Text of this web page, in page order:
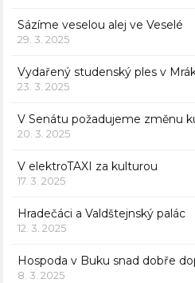
Sázíme veselou alej ve Veselé
29. 3. 2025
Vydařený studenský ples v
23. 3. 2025
V Senátu požadujeme změnu
20. 3. 2025
V elektroTAXI za kulturou
17. 3. 2025
Hradečáci a Valdštejnský palác
12. 3. 2025
Hospoda v Buku snad dobře
8. 3. 2025